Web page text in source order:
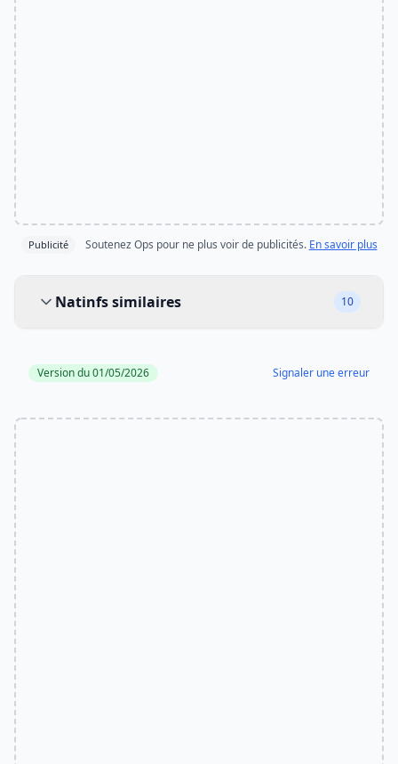
Publicité Soutenez Ops pour ne plus voir de publicités. En savoir plus
Natinfs similaires
10
Version du 01/05/2026 Signaler une erreur